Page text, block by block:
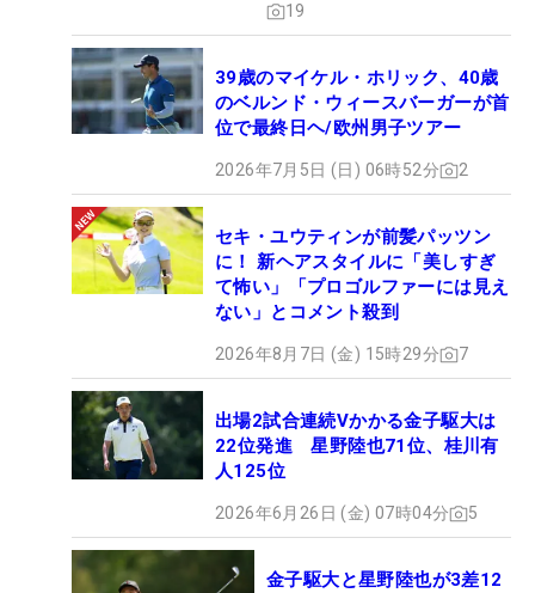
19
39歳のマイケル・ホリック、40歳
のベルンド・ウィースバーガーが首
位で最終日ヘ/欧州男子ツアー
2026年7月5日 (日) 06時52分 2
セキ・ユウティンが前髪パッツン
に！ 新ヘアスタイルに「美しすぎ
て怖い」「プロゴルファーには見え
ない」とコメント殺到
2026年8月7日 (金) 15時29分 7
出場2試合連続Vかかる金子駆大は
22位発進 星野陸也71位、桂川有
人125位
2026年6月26日 (金) 07時04分 5
金子駆大と星野陸也が3差12